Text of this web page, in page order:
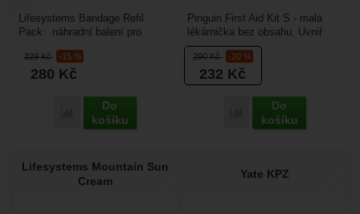
329Kč -15 %
280 Kč
Porovnat
Do
košíku
Lifesystems Bandage Refil
Pack: náhradní balení pro
obsahuje:6× zavírací...
290Kč -20 %
232 Kč
Porovnat
Do
košíku
Pinguin First Aid Kit S - malá
lékárnička bez obsahu. Uvniř
jsou síťované přepážky pro
oddělení uloženého...
Lifesystems Mountain Sun
Cream
Yate KPZ